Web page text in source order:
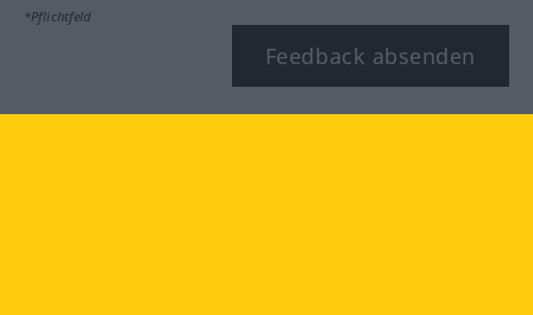
*Pflichtfeld
Feedback absenden